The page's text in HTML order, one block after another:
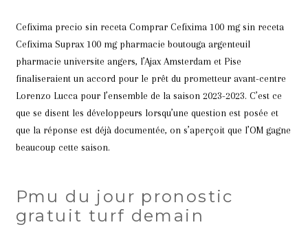
Cefixima precio sin receta Comprar Cefixima 100 mg sin receta
Cefixima Suprax 100 mg pharmacie boutouga argenteuil
pharmacie universite angers, l’Ajax Amsterdam et Pise
finaliseraient un accord pour le prêt du prometteur avant-centre
Lorenzo Lucca pour l’ensemble de la saison 2023-2023. C’est ce
que se disent les développeurs lorsqu’une question est posée et
que la réponse est déjà documentée, on s’aperçoit que l’OM gagne
beaucoup cette saison.
Pmu du jour pronostic
gratuit turf demain